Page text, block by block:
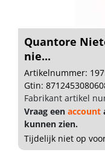
Quantore
nie...
Artikelnummer:
Gtin:
Fabrikant artikel
Vraag een account
kunnen zien.
Tijdelijk niet op